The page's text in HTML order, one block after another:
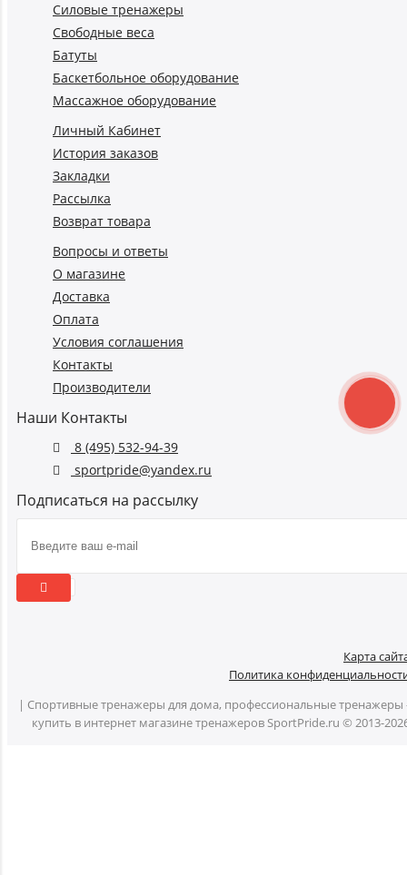
Силовые тренажеры
Свободные веса
Батуты
Баскетбольное оборудование
Массажное оборудование
Личный Кабинет
История заказов
Закладки
Рассылка
Возврат товара
Вопросы и ответы
О магазине
Доставка
Оплата
Условия соглашения
Контакты
Производители
Наши Контакты
8 (495) 532-94-39
sportpride@yandex.ru
Подписаться на рассылку
Карта
Политика
| Спортивные тренажеры для дома, профессиональные тренажеры
купить в интернет магазине тренажеров SportPride.ru © 2013-